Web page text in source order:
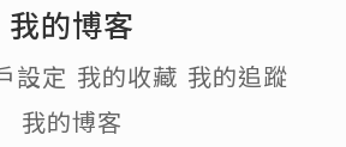
我的博客
設定 我的收藏 我的追蹤
我的博客